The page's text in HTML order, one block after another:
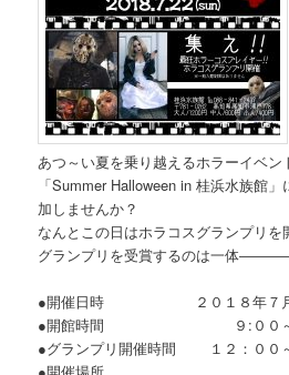
あつ～い夏を乗り越えるホラーイベン
「Summer Halloween in 桂浜水族館
加しませんか？
なんとこの日はホラコスグランプリを
グランプリを受賞するのは一体
●開催日時 ２０１８年７月２
●開館時間 ９:００～１
●グランプリ開催時間 １２：００